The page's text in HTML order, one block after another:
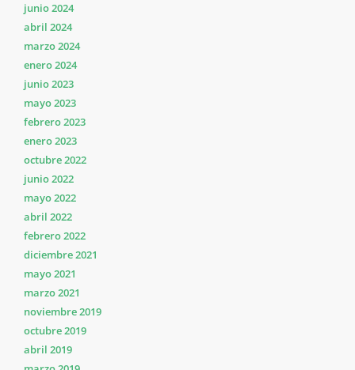
junio 2024
abril 2024
marzo 2024
enero 2024
junio 2023
mayo 2023
febrero 2023
enero 2023
octubre 2022
junio 2022
mayo 2022
abril 2022
febrero 2022
diciembre 2021
mayo 2021
marzo 2021
noviembre 2019
octubre 2019
abril 2019